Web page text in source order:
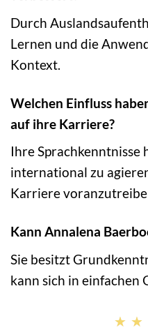
Durch
Lernen und die
Kontext.
Welchen Einfluss
auf ihre Karriere?
Ihre Sprachkenntnisse
international zu
Karriere
Kann Annalena
Sie besitzt
kann sich in einfachen